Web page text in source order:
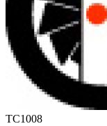
TC1008